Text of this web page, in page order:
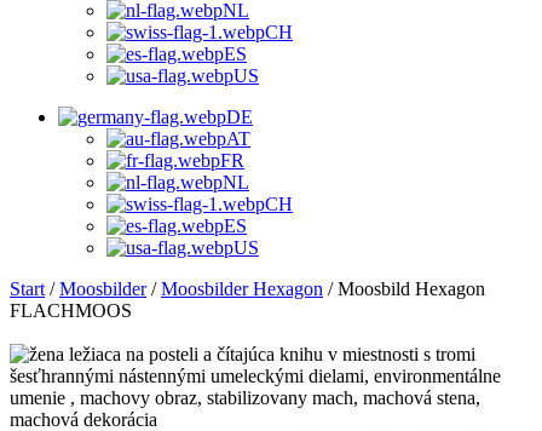
NL
CH
ES
US
DE
AT
FR
NL
CH
ES
US
Start /Moosbilder/Moosbilder Hexagon / Moosbild Hexagon
FLACHMOOS